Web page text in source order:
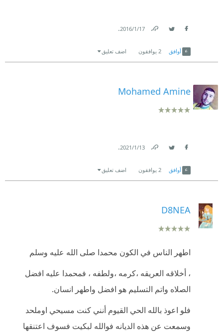
17‏/1‏/2016
.
أوافق 2 يوافقون اضف تعليق
Mohamed Amine
13‏/1‏/2021
.
أوافق 2 يوافقون اضف تعليق
D8NEA
اطهر الناس في الكون محمدا صلى الله عليه وسلم
، أخلاقه العريقه ،كرمه ،ولطفه ، فمحمدا عليه افضل
الصلاه واتم التسليم هو افضل واطهر انسان.
فلو اعوذ بالله الحي القيوم أنني كنت مسيحي اوملحد
وسمعت عن هذه الديانه فوالله لبكيت فسوف اعتنقها